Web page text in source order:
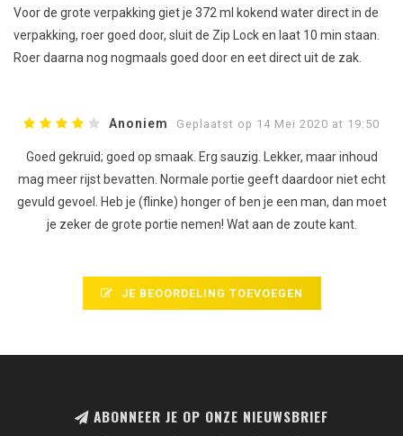
Voor de grote verpakking giet je 372 ml kokend water direct in de
verpakking, roer goed door, sluit de Zip Lock en laat 10 min staan.
Roer daarna nog nogmaals goed door en eet direct uit de zak.
Anoniem Geplaatst op 14 Mei 2020 at 19:50
Goed gekruid; goed op smaak. Erg sauzig. Lekker, maar inhoud
mag meer rijst bevatten. Normale portie geeft daardoor niet echt
gevuld gevoel. Heb je (flinke) honger of ben je een man, dan moet
je zeker de grote portie nemen! Wat aan de zoute kant.
JE BEOORDELING TOEVOEGEN
ABONNEER JE OP ONZE NIEUWSBRIEF